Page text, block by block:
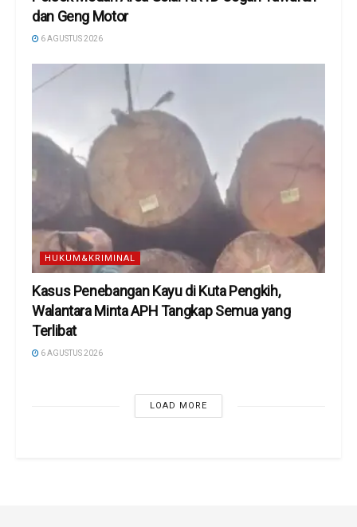
dan Geng Motor
6 AGUSTUS 2026
HUKUM&KRIMINAL
Kasus Penebangan Kayu di Kuta Pengkih,
Walantara Minta APH Tangkap Semua yang
Terlibat
6 AGUSTUS 2026
LOAD MORE